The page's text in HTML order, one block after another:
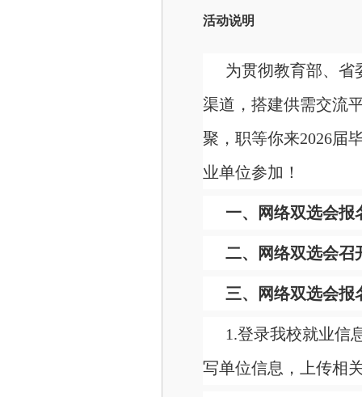
活动说明
为贯彻教育部、省
渠道，搭建供需交流
聚，职等你来2026届
业单位参加！
一、网络双选会报
二、网络双选会召
三、网络双选会报
1.登录我校就业信
写单位信息，上传相